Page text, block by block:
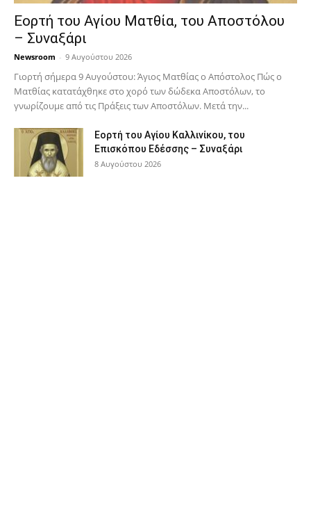
Εορτή του Αγίου Ματθία, του Αποστόλου
– Συναξάρι
Newsroom - 9 Αυγούστου 2026
Γιορτή σήμερα 9 Αυγούστου: Άγιος Ματθίας ο Απόστολος Πώς ο
Ματθίας κατατάχθηκε στο χορό των δώδεκα Αποστόλων, το
γνωρίζουμε από τις Πράξεις των Αποστόλων. Μετά την...
Εορτή του Αγίου Καλλινίκου, του
Επισκόπου Εδέσσης – Συναξάρι
8 Αυγούστου 2026